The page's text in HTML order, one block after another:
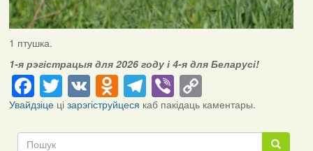
1 птушка.
1-я рэгістрацыя для 2026 году і 4-я для Беларусі!
Facebook
Twitter
VKOdnoklassniki
Telegram
ViberCopy
Link
Увайдзіцеці зарэгіструйцеся каб пакідаць каментары.
Пошук
Пошук